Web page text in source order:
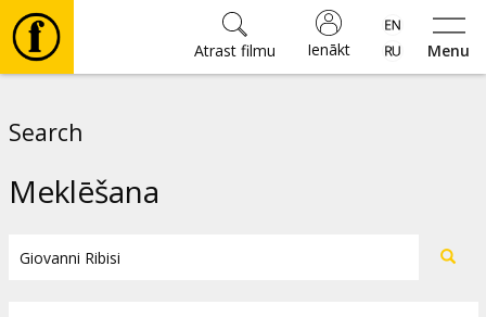
Menu
Ienākt
Atrast filmu
Search
Meklēšana